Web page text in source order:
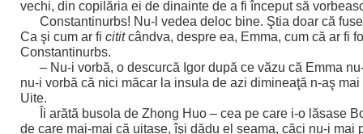
vechi, din copilăria ei de dinainte de a fi început să
Constantinurbs! Nu-l vedea deloc bine. Ştia doar că
Ca şi cum ar fi cititcândva, despre ea, Emma, cum că ar fi
Constantinurbs.
– Nu-i vorbă, o descurcă Igor după ce văzu că Emma
nu-i vorbă că nici măcar la insula de azi dimineaţă n-aş
Uite.
Îi arătă busola de Zhong Huo – cea pe care i-o lăsase
de care mai-mai că uitase, îşi dădu el seama, căci nu-i mai